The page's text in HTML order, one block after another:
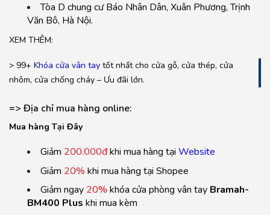
Tòa D chung cư Báo Nhân Dân, Xuân Phương, Trịnh
Văn Bô, Hà Nội.
XEM THÊM:
> 99+ Khóa cửa vân tay tốt nhất cho cửa gỗ, cửa thép, cửa
nhôm, cửa chống cháy – Ưu đãi lớn.
=> Địa chỉ mua hàng online:
Mua hàng Tại Đây
Giảm 200.000đkhi mua hàng tại Website
Giảm 20% khi mua hàng tại Shopee
Giảm ngay 20% khóa cửa phòng vân tay Bramah-
BM400 Plus khi mua kèm